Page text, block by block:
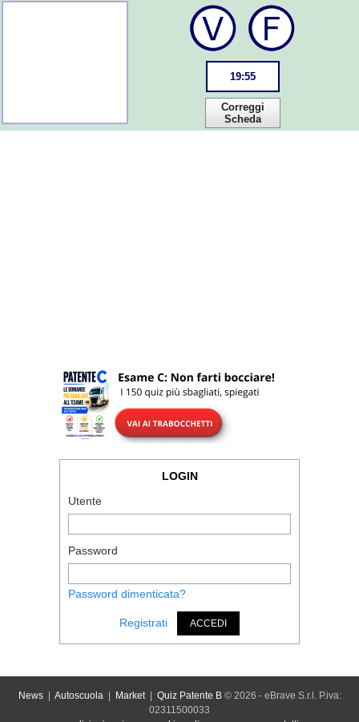
19:55
Correggi
Scheda
LOGIN
Utente
Password
Password dimenticata?
Registrati ACCEDI
News| Autoscuola| Market| Quiz Patente B© 2026 - eBrave S.r.l. P.iva:
02311500033